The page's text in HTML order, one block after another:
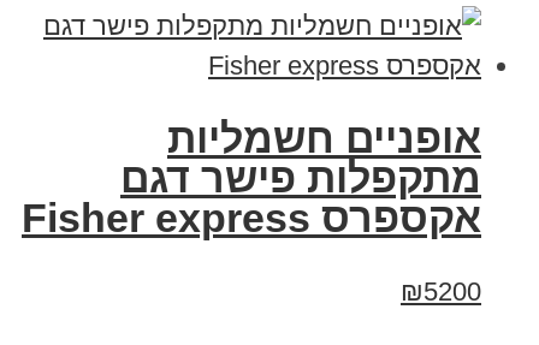
אופניים חשמליות
מתקפלות פישר דגם
אקספרס Fisher express
₪5200